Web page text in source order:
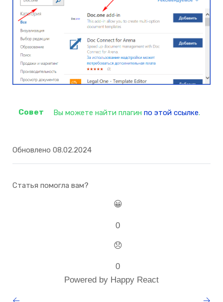
Вы можете найти плагин по этой ссылке.
Обновлено 08.02.2024
Статья помогла вам?
😀
0
😞
0
Powered by Happy React